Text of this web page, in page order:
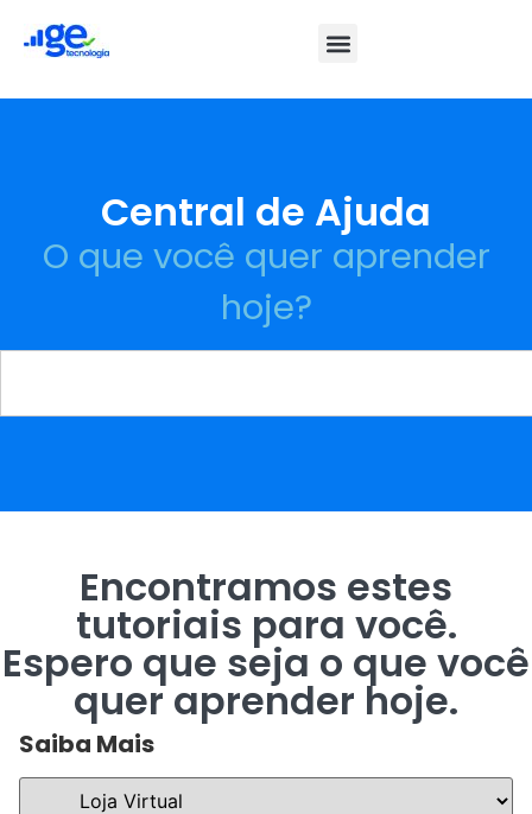
Central de Ajuda
O que você quer aprender
hoje?
Encontramos estes
tutoriais para você.
Espero que seja o que você
quer aprender hoje.
Saiba Mais